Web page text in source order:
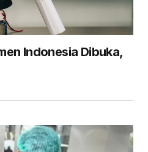
Indonesia Dibuka,